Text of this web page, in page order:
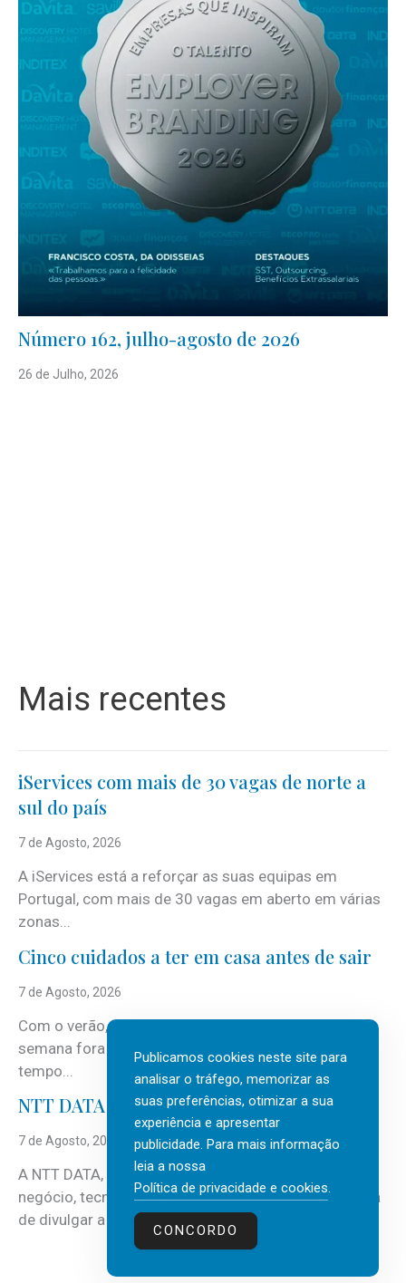
Número 162, julho-agosto de 2026
26 de Julho, 2026
Mais recentes
iServices com mais de 30 vagas de norte a
sul do país
7 de Agosto, 2026
A iServices está a reforçar as suas equipas em
Portugal, com mais de 30 vagas em aberto em várias
zonas...
Cinco cuidados a ter em casa antes de sair
7 de Agosto, 2026
Com o verão, chegam também as férias, os fins-de-
semana fora e os dias em que a casa fica mais
tempo...
NTT DATA Insurtech Global Outlook 2026
7 de Agosto, 2026
A NTT DATA, consultora global em serviços de
negócio, tecnologia e inteligência artificial (IA), acaba
de divulgar a mais recente...
Publicamos cookies neste site para
analisar o tráfego, memorizar as
suas preferências, otimizar a sua
experiência e apresentar
publicidade. Para mais informação
leia a nossa
Política de privacidade e cookies.
CONCORDO